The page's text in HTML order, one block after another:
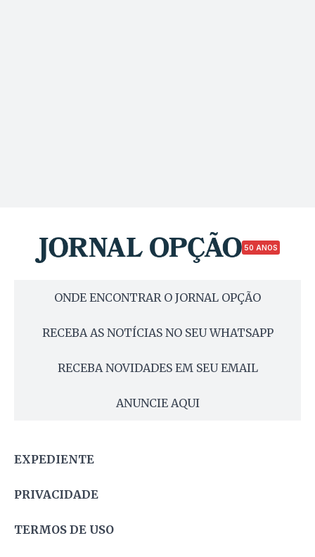
50 ANOS
ONDE ENCONTRAR O JORNAL OPÇÃO
RECEBA AS NOTÍCIAS NO SEU WHATSAPP
RECEBA NOVIDADES EM SEU EMAIL
ANUNCIE AQUI
EXPEDIENTE
PRIVACIDADE
TERMOS DE USO